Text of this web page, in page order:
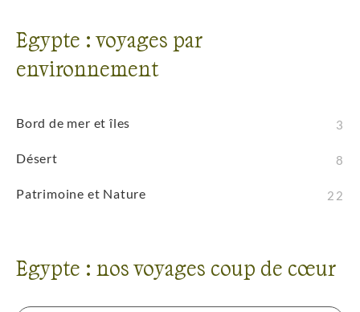
Egypte : voyages par
environnement
Bord de mer et îles 3
Désert 8
Patrimoine et Nature 22
Egypte : nos voyages coup de cœur